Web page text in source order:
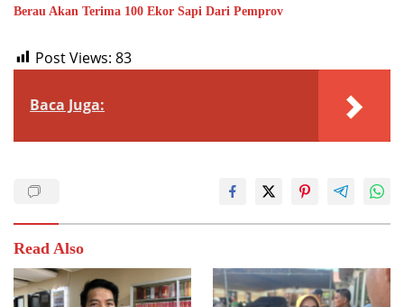
Berau Akan Terima 100 Ekor Sapi Dari Pemprov
Post Views: 83
Baca Juga:
Read Also